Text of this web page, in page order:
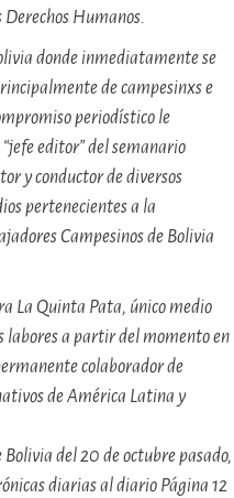
Derechos Humanos.
donde inmediatamente se
de campesinxs e
periodístico le
editor” del semanario
y conductor de diversos
pertenecientes a la
Campesinos de Bolivia
La Quinta Pata, único medio
labores a partir del momento en
colaborador de
de América Latina y
del 20 de octubre pasado,
diarias al diario Página 12